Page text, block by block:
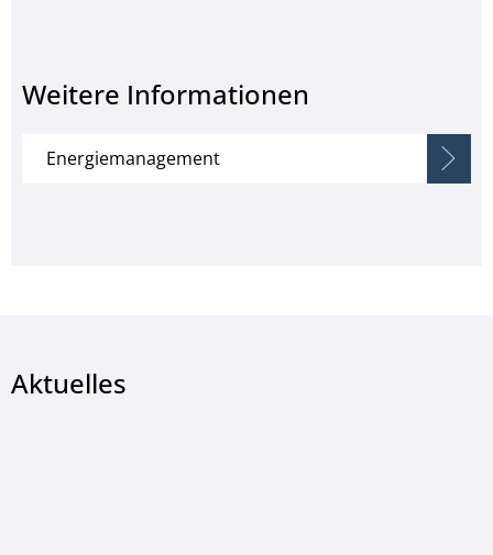
Weitere Informationen
Energiemanagement
Aktuelles